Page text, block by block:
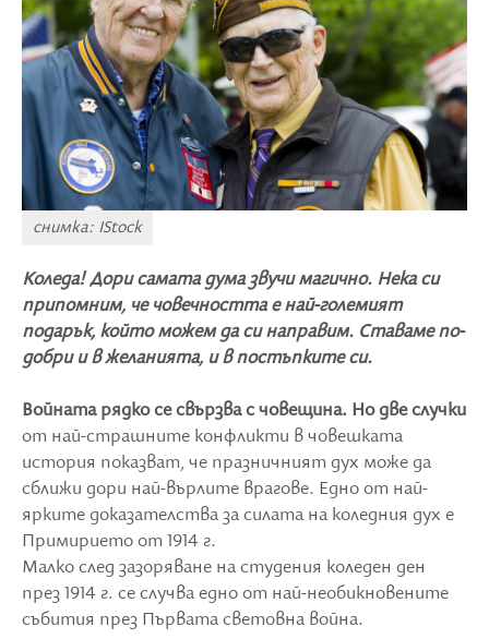
снимка: IStock
Коледа! Дори самата дума звучи магично. Нека си
припомним, че човечността е най-големият
подарък, който можем да си направим. Ставаме по-
добри и в желанията, и в постъпките си.
Войната рядко се свързва с човещина. Но две случки
от най-страшните конфликти в човешката
история показват, че празничният дух може да
сближи дори най-върлите врагове. Едно от най-
ярките доказателства за силата на коледния дух е
Примирието от 1914 г.
Малко след зазоряване на студения коледен ден
през 1914 г. се случва едно от най-необикновените
събития през Първата световна война.